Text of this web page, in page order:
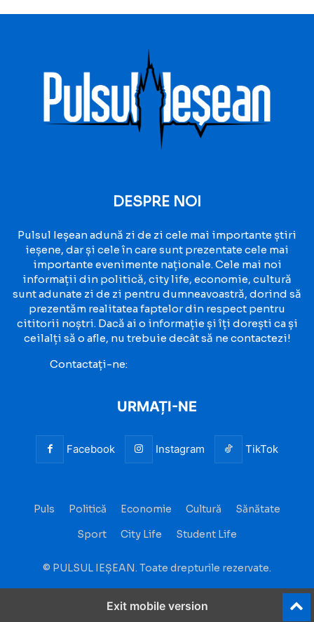
DESPRE NOI
Pulsul Ieșean adună zi de zi cele mai importante știri
ieșene, dar și cele în care sunt prezentate cele mai
importante evenimente naționale. Cele mai noi
informații din politică, city life, economie, cultură
sunt adunate zi de zi pentru dumneavoastră, dorind să
prezentăm realitatea faptelor din respect pentru
cititorii noștri. Dacă ai o informație și îți dorești ca și
ceilalți să o afle, nu trebuie decât să ne contactezi!
Contactați-ne:
URMAȚI-NE
Facebook Instagram TikTok
Puls Politică Economie Cultură
Sănătate
Sport
City Life Student Life
© PULSUL IEȘEAN. Toate drepturile rezervate.
Exit mobile version